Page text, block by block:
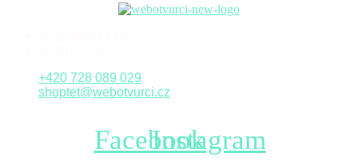
+420 728 089 029
shoptet@webotvurci.cz
FacebookInstagram